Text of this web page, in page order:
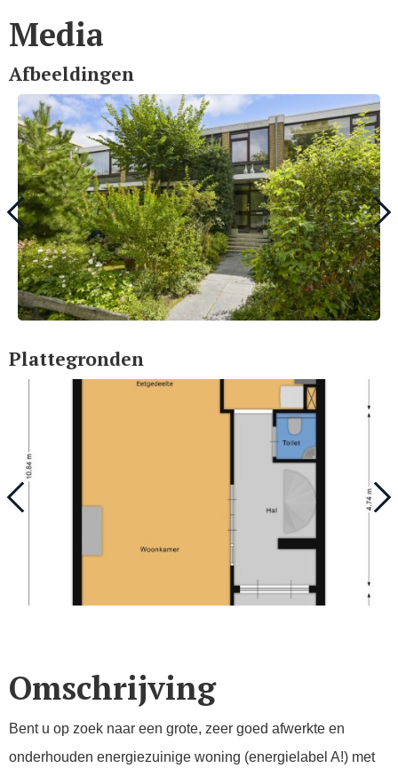
Media
Afbeeldingen
Plattegronden
Omschrijving
Bent u op zoek naar een grote, zeer goed afwerkte en
onderhouden energiezuinige woning (energielabel A!) met